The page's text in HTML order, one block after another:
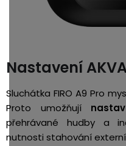
Nastavení
Sluchátka FIRO A9 Pro
Proto umožňují
přehrávané hudby a
nutnosti stahování